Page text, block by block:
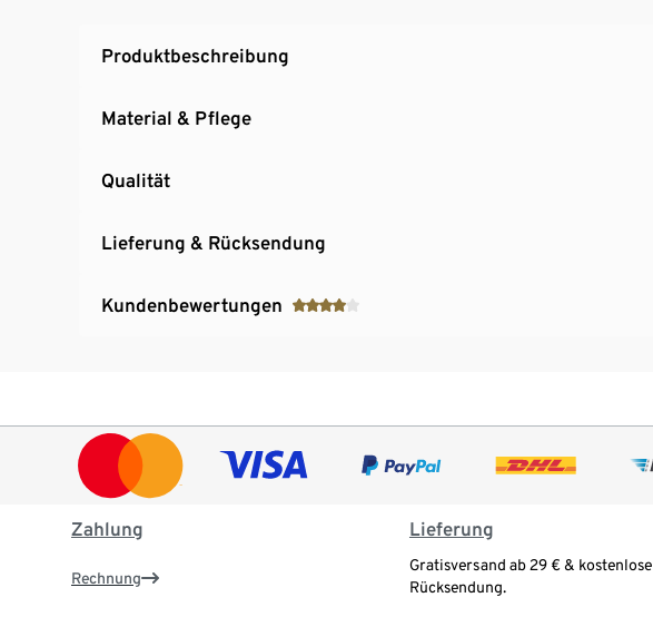
Produktbeschreibung
Material & Pflege
Qualität
Lieferung & Rücksendung
Kundenbewertungen
Zahlung
Rechnung
Lieferung
Gratisversand ab 29 € & kostenlose
Rücksendung.